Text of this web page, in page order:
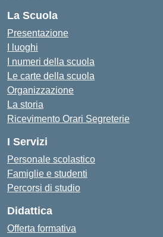
La Scuola
Presentazione
I luoghi
I numeri della scuola
Le carte della scuola
Organizzazione
La storia
Ricevimento Orari Segreterie
I Servizi
Personale scolastico
Famiglie e studenti
Percorsi di studio
Didattica
Offerta formativa